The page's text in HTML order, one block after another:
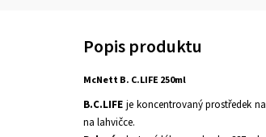
McNett B. C.LIFE 250ml
B.C.LIFE je koncentrovaný prostředek
na lahvičce.